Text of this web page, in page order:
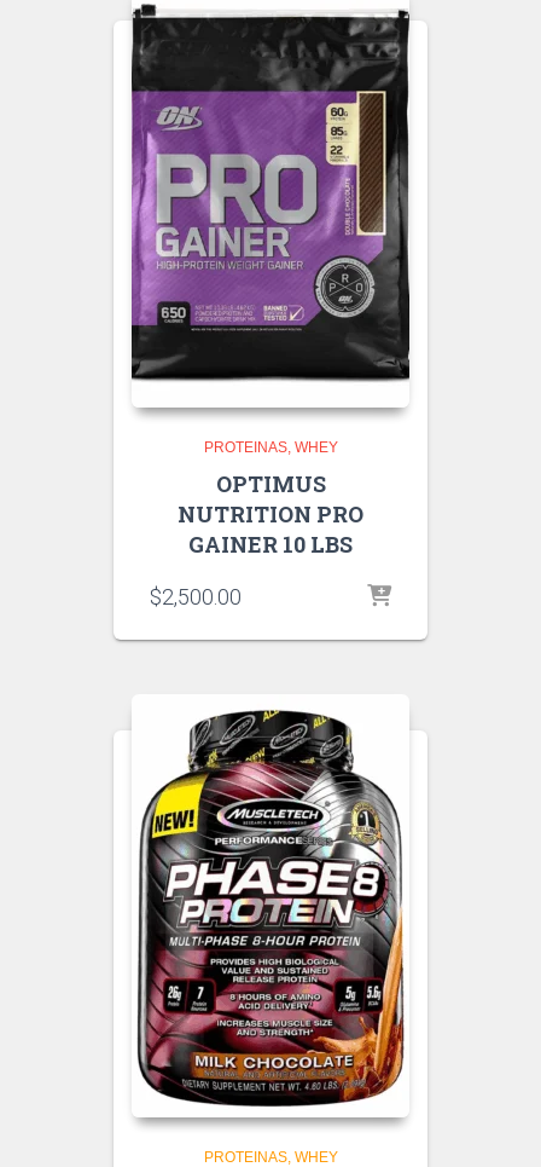
PROTEINAS WHEY
OPTIMUS
NUTRITION PRO
GAINER 10 LBS
$2,500.00
PROTEINAS WHEY